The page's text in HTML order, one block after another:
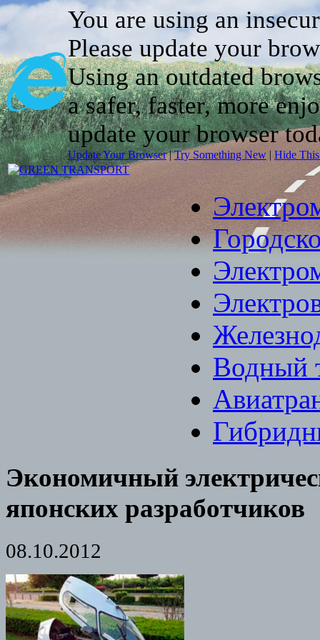
You are using an
Please update your
Using an outdated
a safer, faster, more
update your browser
Update Your Browser|Try Something New | Hide
Водный
Экономичный
японских разработчиков
08.10.2012